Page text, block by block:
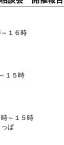
１６時
１５時
～１５時
ぱ